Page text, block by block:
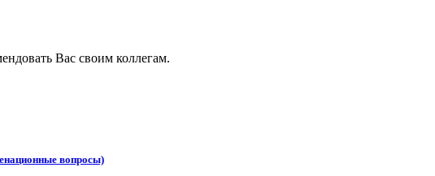
Вас своим коллегам.
вопросы)